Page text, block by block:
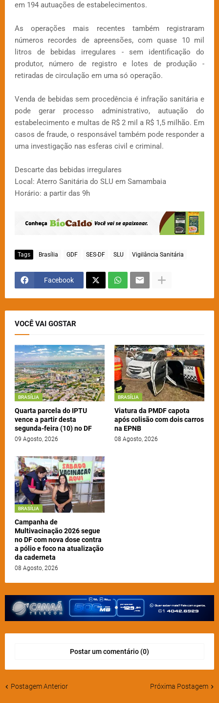
em 194 autuações de estabelecimentos.
As operações mais recentes também registraram
números recordes de apreensões, com quase 10 mil
litros de bebidas irregulares - sem identificação do
produtor, número de registro e lotes de produção -
retiradas de circulação em uma só operação.
Venda de bebidas sem procedência é infração sanitária e
pode gerar processo administrativo, autuação do
estabelecimento e multas de R$ 2 mil a R$ 1,5 milhão. Em
casos de fraude, o responsável também pode responder a
uma investigação nas esferas civil e criminal.
Descarte das bebidas irregulares
Local: Aterro Sanitária do SLU em Samambaia
Horário: a partir das 9h
Tags Brasília GDF SES-DF SLU Vigilância Sanitária
Facebook
VOCÊ VAI GOSTAR
BRASÍLIA
Quarta parcela do IPTU
vence a partir desta
segunda-feira (10) no DF
09 Agosto, 2026
BRASÍLIA
Viatura da PMDF capota
após colisão com dois carros
na EPNB
08 Agosto, 2026
BRASÍLIA
Campanha de
Multivacinação 2026 segue
no DF com nova dose contra
a pólio e foco na atualização
da caderneta
08 Agosto, 2026
Postar um comentário (0)
Postagem Anterior Próxima Postagem